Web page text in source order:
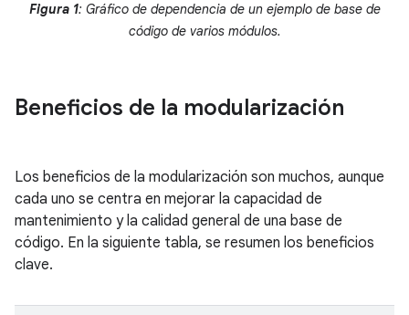
Figura 1: Gráfico de dependencia de un ejemplo de base de
código de varios módulos.
Beneficios de la modularización
Los beneficios de la modularización son muchos, aunque
cada uno se centra en mejorar la capacidad de
mantenimiento y la calidad general de una base de
código. En la siguiente tabla, se resumen los beneficios
clave.